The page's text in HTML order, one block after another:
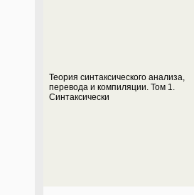
Теория синтаксического анализа,
перевода и компиляции. Том 1.
Синтаксически